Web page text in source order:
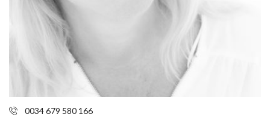
0034 679 580 166